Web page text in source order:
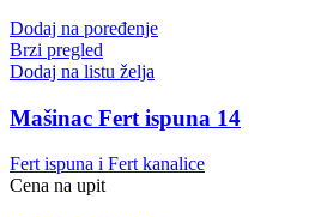
Dodaj na poređenje
Brzi pregled
Dodaj na listu želja
Mašinac Fert ispuna 14
Fert ispuna i Fert kanalice
Cena na upit